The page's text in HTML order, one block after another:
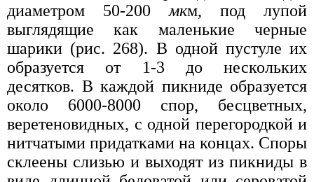
диаметром 50-200мкм, под лупой
выглядящие как маленькие черные
шарики (рис. 268). В одной пустуле их
образуется от 1-3 до нескольких
десятков. В каждой пикниде образуется
около 6000-8000 спор, бесцветных,
веретеновидных, с одной перегородкой и
нитчатыми придатками на концах. Споры
склеены слизью и выходят из пикниды в